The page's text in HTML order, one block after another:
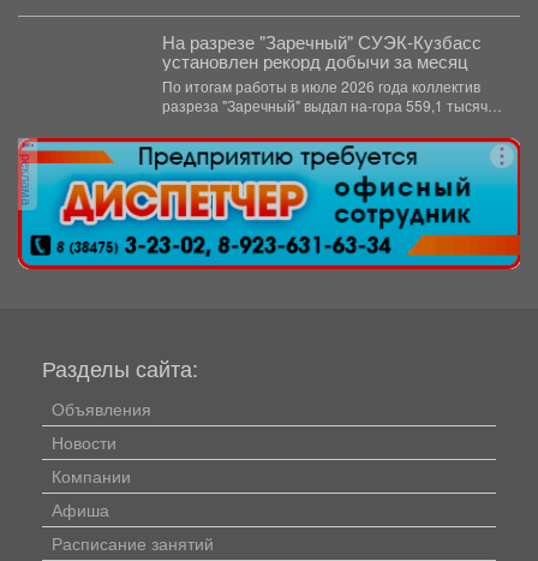
На разрезе "Заречный" СУЭК-Кузбасс
установлен рекорд добычи за месяц
По итогам работы в июле 2026 года коллектив
разреза "Заречный" выдал на-гора 559,1 тысяч
реклама
Разделы сайта:
Объявления
Новости
Компании
Афиша
Расписание занятий